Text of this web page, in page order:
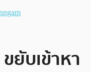
ยับเข้าหา